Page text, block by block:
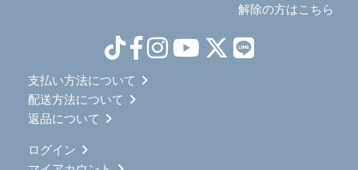
解除の方はこちら
支払い方法について
配送方法について
返品について
ログイン